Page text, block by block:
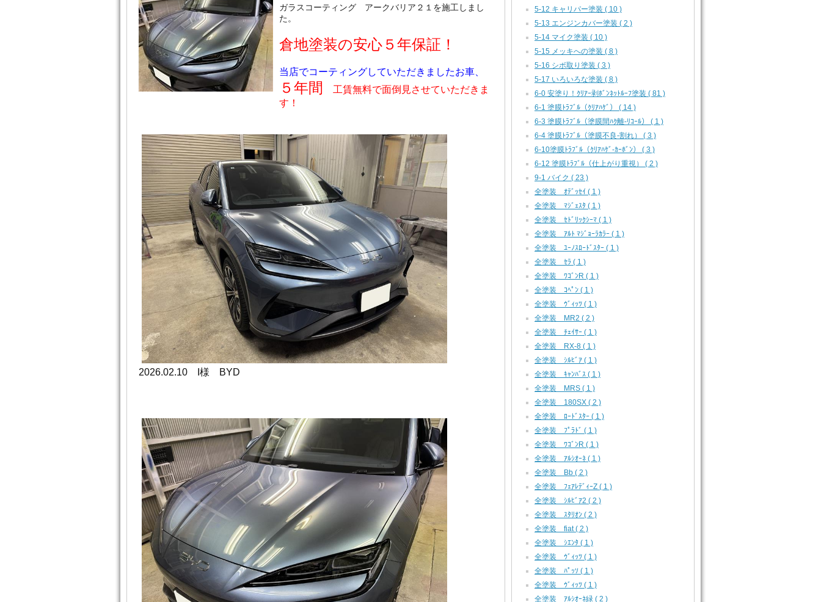
ガラスコーティング アークバリア２１を施工しまし
た。
倉地塗装の安心５年保証！
当店でコーティングしていただきましたお車、
５年間
工賃無料で面倒見させていただきま
す！
2026.02.10 I様 BYD
5-12 キャリパー塗装 ( 10 )
5-13 エンジンカバー塗装 ( 2 )
5-14 マイク塗装 ( 10 )
5-15 メッキへの塗装 ( 8 )
5-16 シボ取り塗装 ( 3 )
5-17 いろいろな塗装 ( 8 )
6-0 安塗り！ｸﾘｱｰ剥ﾎﾞﾝﾈｯﾄﾙｰﾌ塗装 ( 81 )
6-1 塗膜ﾄﾗﾌﾞﾙ（ｸﾘｱﾊｹﾞ） ( 14 )
6-3 塗膜ﾄﾗﾌﾞﾙ（塗膜間ﾊｸ離-ﾘｺｰﾙ） ( 1 )
6-4 塗膜ﾄﾗﾌﾞﾙ（塗膜不良-割れ） ( 3 )
6-10塗膜ﾄﾗﾌﾞﾙ（ｸﾘｱﾊｹﾞ-ｶｰﾎﾞﾝ） ( 3 )
6-12 塗膜ﾄﾗﾌﾞﾙ（仕上がり重視） ( 2 )
9-1 バイク ( 23 )
全塗装 ｵﾃﾞｯｾｲ ( 1 )
全塗装 ﾏｼﾞｪｽﾀ ( 1 )
全塗装 ｾﾄﾞﾘｯｸｼｰﾏ ( 1 )
全塗装 ｱﾙﾄ ﾏｼﾞｮｰﾗｶﾗｰ ( 1 )
全塗装 ﾕｰﾉｽﾛｰﾄﾞｽﾀｰ ( 1 )
全塗装 ｾﾗ ( 1 )
全塗装 ﾜｺﾞﾝR ( 1 )
全塗装 ｺﾍﾟﾝ ( 1 )
全塗装 ｳﾞｨｯﾂ ( 1 )
全塗装 MR2 ( 2 )
全塗装 ﾁｪｲｻｰ ( 1 )
全塗装 RX-8 ( 1 )
全塗装 ｼﾙﾋﾞｱ ( 1 )
全塗装 ｷｬﾝﾊﾞｽ ( 1 )
全塗装 MRS ( 1 )
全塗装 180SX ( 2 )
全塗装 ﾛｰﾄﾞｽﾀｰ ( 1 )
全塗装 ﾌﾟﾗﾄﾞ ( 1 )
全塗装 ﾜｺﾞﾝR ( 1 )
全塗装 ｱﾙｼｵｰﾈ ( 1 )
全塗装 Bb ( 2 )
全塗装 ﾌｪｱﾚﾃﾞｨｰZ ( 1 )
全塗装 ｼﾙﾋﾞｱ2 ( 2 )
全塗装 ｽﾀﾘｵﾝ ( 2 )
全塗装 fiat ( 2 )
全塗装 ｼｴﾝﾀ ( 1 )
全塗装 ｳﾞｨｯﾂ ( 1 )
全塗装 ﾊﾟｯｿ ( 1 )
全塗装 ｳﾞｨｯﾂ ( 1 )
全塗装 ｱﾙｼｵｰﾈ緑 ( 2 )